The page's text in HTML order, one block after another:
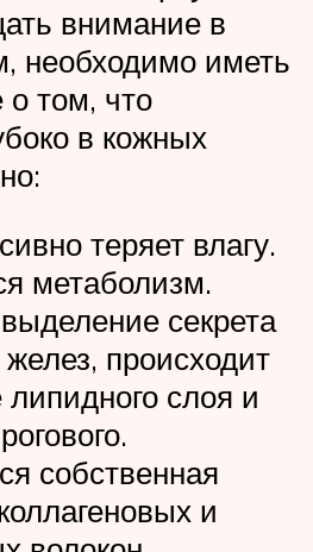
внимание в
необходимо иметь
о том, что
в кожных
теряет влагу.
метаболизм.
секрета
происходит
слоя и
собственная
и